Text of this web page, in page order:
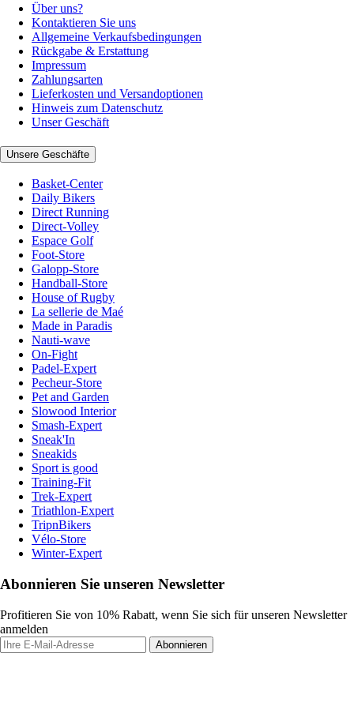
Über uns?
Kontaktieren Sie uns
Allgemeine Verkaufsbedingungen
Rückgabe & Erstattung
Impressum
Zahlungsarten
Lieferkosten und Versandoptionen
Hinweis zum Datenschutz
Unser Geschäft
Unsere Geschäfte
Basket-Center
Daily Bikers
Direct Running
Direct-Volley
Espace Golf
Foot-Store
Galopp-Store
Handball-Store
House of Rugby
La sellerie de Maé
Made in Paradis
Nauti-wave
On-Fight
Padel-Expert
Pecheur-Store
Pet and Garden
Slowood Interior
Smash-Expert
Sneak'In
Sneakids
Sport is good
Training-Fit
Trek-Expert
Triathlon-Expert
TripnBikers
Vélo-Store
Winter-Expert
Abonnieren Sie unseren Newsletter
Profitieren Sie von 10% Rabatt, wenn Sie sich für unseren Newsletter
anmelden
Abonnieren